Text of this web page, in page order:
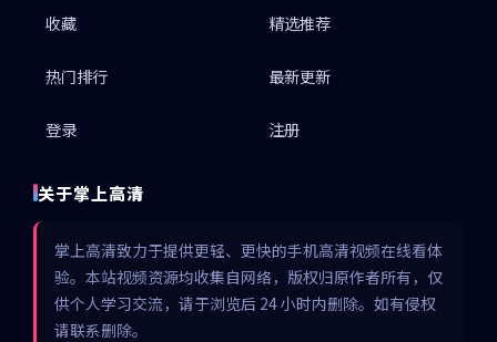
收藏 精选推荐
热门排行 最新更新
登录 注册
关于掌上高清
掌上高清致力于提供更轻、更快的手机高清视频在线看体
验。本站视频资源均收集自网络，版权归原作者所有，仅
供个人学习交流，请于浏览后 24 小时内删除。如有侵权
请联系删除。